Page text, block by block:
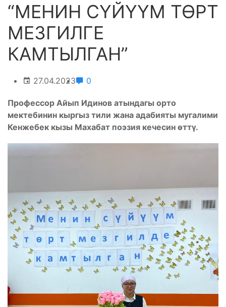
“МЕНИН СҮЙҮҮМ ТӨРТ
МЕЗГИЛГЕ
КАМТЫЛГАН”
27.04.2023 0
Профессор Айып Идинов атындагы орто
мектебинин кыргыз тили жана адабияты мугалими
Кенжебек кызы Махабат поэзия кечесин өттү.